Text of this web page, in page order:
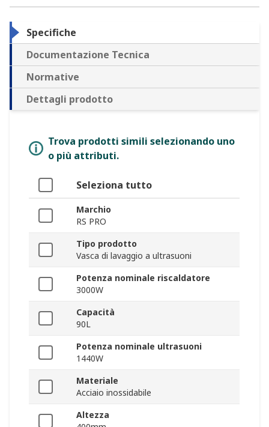
Specifiche
Documentazione Tecnica
Normative
Dettagli prodotto
Trova prodotti simili selezionando uno
o più attributi.
Seleziona tutto
Marchio
RS PRO
Tipo prodotto
Vasca di lavaggio a ultrasuoni
Potenza nominale riscaldatore
3000W
Capacità
90L
Potenza nominale ultrasuoni
1440W
Materiale
Acciaio inossidabile
Altezza